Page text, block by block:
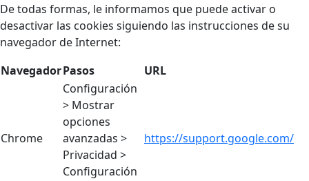
De todas formas, le informamos que puede activar o
desactivar las cookies siguiendo las instrucciones de su
navegador de Internet:
NavegadorPasos URL
Chrome
Configuración
> Mostrar
opciones
avanzadas >
Privacidad >
Configuración
https://support.google.com/